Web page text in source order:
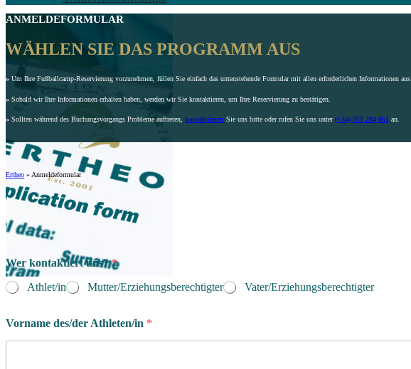
ANMELDEFORMULAR
WÄHLEN SIE DAS PROGRAMM AUS
» Um Ihre Fußballcamp-Reservierung vorzunehmen, füllen Sie einfach das untenstehende Formular mit allen erforderlichen Informationen aus.
» Sobald wir Ihre Informationen erhalten haben, werden wir Sie kontaktieren, um Ihre Reservierung zu bestätigen.
» Sollten während des Buchungsvorgangs Probleme auftreten, kontaktieren Sie uns bitte oder rufen Sie uns unter(+34) 951 204 061 an.
Ertheo » Anmeldeformular
Wer kontaktiert uns?*
Athlet/in
Mutter/Erziehungsberechtigter Vater/Erziehungsberechtigter
Vorname des/der Athleten/in *